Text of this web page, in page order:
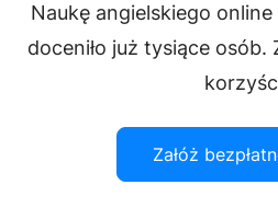
Naukę angielskiego
doceniło już tysiące osób.
Załóż